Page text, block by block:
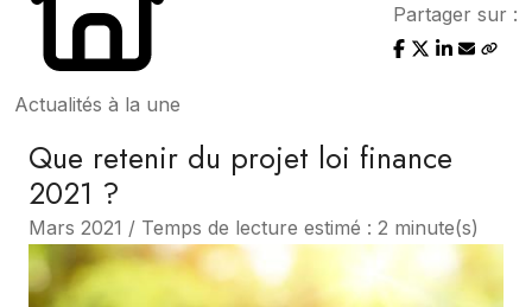
Actualités à la une
Partager sur :
Que retenir du projet loi finance
2021 ?
Mars 2021 / Temps de lecture estimé : 2 minute(s)